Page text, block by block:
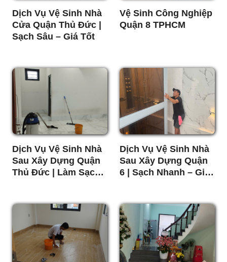
Dịch Vụ Vệ Sinh Nhà
Cửa Quận Thủ Đức |
Sạch Sâu – Giá Tốt
Vệ Sinh Công Nghiệp
Quận 8 TPHCM
Dịch Vụ Vệ Sinh Nhà
Sau Xây Dựng Quận
Thủ Đức | Làm Sạch
Dịch Vụ Vệ Sinh Nhà
Sau Xây Dựng Quận
6 | Sạch Nhanh – Giá